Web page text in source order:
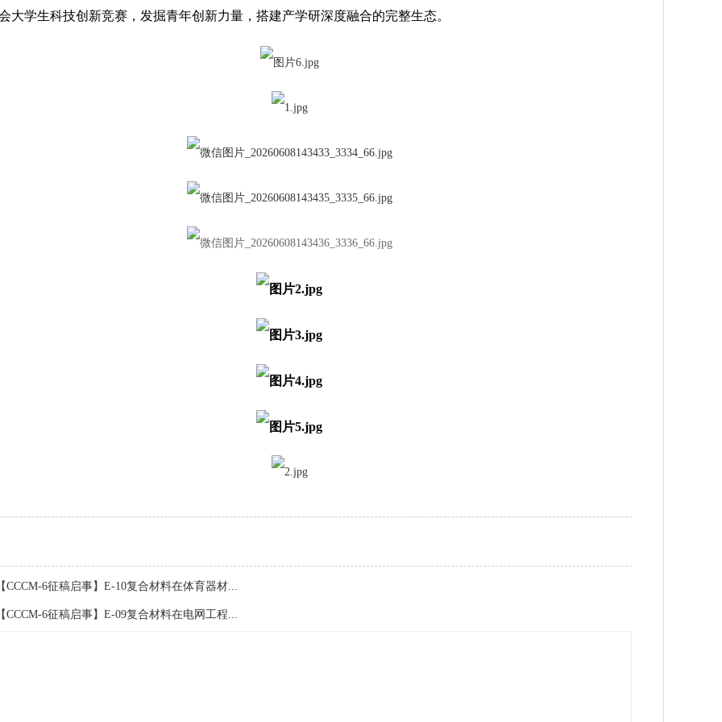
大学生科技创新竞赛，发掘青年创新力量，搭建产学研深度融合的完整生态。
CCCM-6征稿启事】E-10复合材料在体育器材...
CCCM-6征稿启事】E-09复合材料在电网工程...